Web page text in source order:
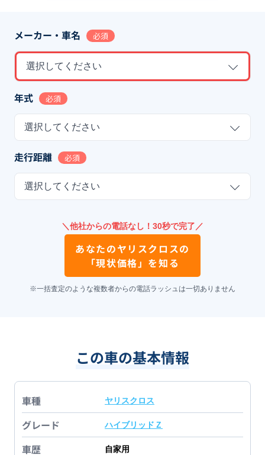
メーカー・車名 必須
選択してください
年式 必須
選択してください
走行距離 必須
選択してください
＼他社からの電話なし！30秒で完了／
あなたのヤリスクロスの
「現状価格」を知る
※一括査定のような複数者からの電話ラッシュは一切ありません
この車の基本情報
車種 ヤリスクロス
グレード ハイブリッドＺ
車歴 自家用